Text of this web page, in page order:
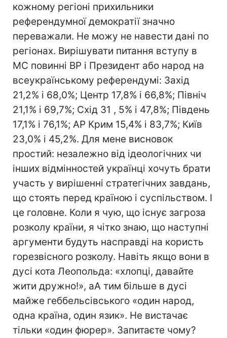
кожному регіоні прихильники
референдумної демократії значно
переважали. Не можу не навести дані по
регіонах. Вирішувати питання вступу в
МС повинні ВР і Президент або народ на
всеукраїнському референдумі: Захід
21,2% і 68,0%; Центр 17,8% і 66,8%; Північ
21,1% і 69,7%; Схід 31 , 5% і 47,8%; Південь
17,1% і 76,1%; АР Крим 15,4% і 83,7%; Київ
23,0% і 45,2%. Для мене висновок
простий: незалежно від ідеологічних чи
інших відмінностей українці хочуть брати
участь у вирішенні стратегічних завдань,
що стоять перед країною і суспільством. І
це головне. Коли я чую, що існує загроза
розколу країни, я чітко знаю, що наступні
аргументи будуть насправді на користь
горезвісного розколу. Навіть якщо вони в
дусі кота Леопольда: «хлопці, давайте
жити дружно!», аА тим більше в дусі
майже геббельсівського «один народ,
одна країна, один язик». Не вистачає
тільки «один фюрер». Запитаєте чому?